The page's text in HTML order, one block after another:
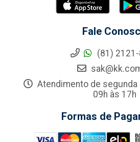
Fale
(81)
Atendimento de
09h às 17h
Formas de